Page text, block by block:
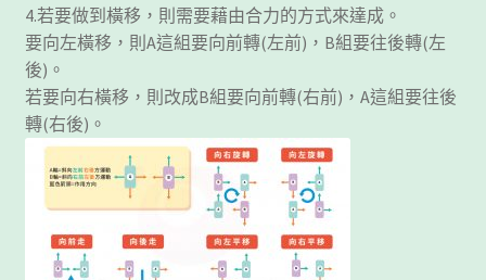
4.若要做到橫移，則需要藉由合力的方式來達成。
要向左橫移，則A這組要向前轉(左前)，B組要往後轉(左
後)。
若要向右橫移，則改成B組要向前轉(右前)，A這組要往後
轉(右後)。